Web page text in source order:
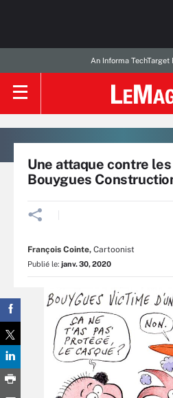
An Informa TechTarget
Une attaque contre
Bouygues
François Cointe, Cartoonist
Publié le: janv. 30, 2020